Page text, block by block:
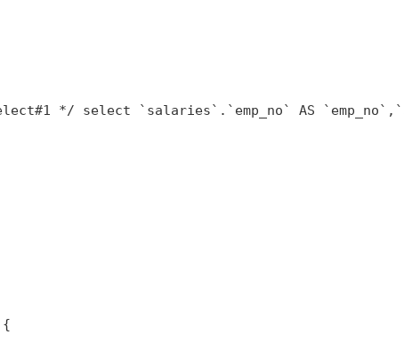
*/ select `salaries`.`emp_no` AS